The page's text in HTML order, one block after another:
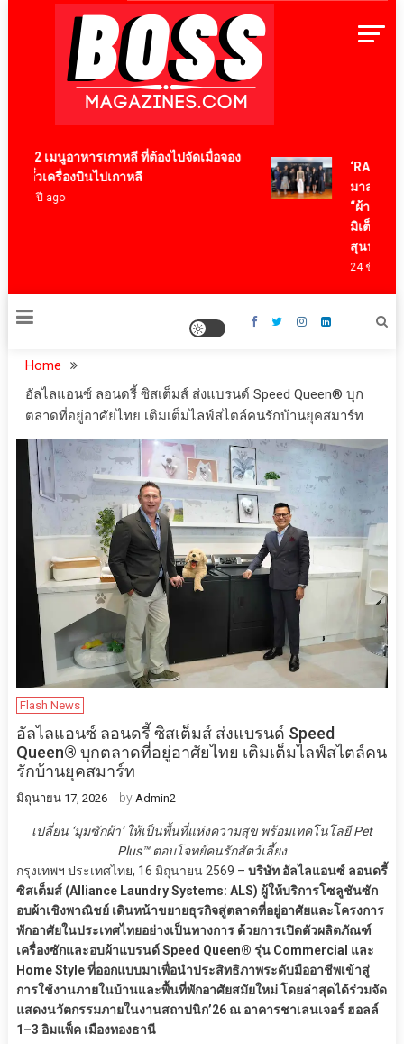
BossMagazinesThailand
12 เมนูอาหารเกาหลี ที่ต้องไปจัดเมื่อจอง
ตั๋วเครื่องบินไปเกาหลี
4 ปี ago
มาสเตอร์พีซ
“ผ้าลายน้ำ
มิเต็ด ถ่าย
สุนทรียภาพ
24 ชั่วโมง ago
Home
อัลไลแอนซ์ ลอนดรี้ ซิสเต็มส์ ส่งแบรนด์ Speed Queen® บุก
ตลาดที่อยู่อาศัยไทย เติมเต็มไลฟ์สไตล์คนรักบ้านยุคสมาร์ท
Flash News
อัลไลแอนซ์ ลอนดรี้ ซิสเต็มส์ ส่งแบรนด์ Speed
Queen® บุกตลาดที่อยู่อาศัยไทย เติมเต็มไลฟ์สไตล์คน
รักบ้านยุคสมาร์ท
มิถุนายน 17, 2026 by Admin2
เปลี่ยน ‘มุมซักผ้า’ ให้เป็นพื้นที่แห่งความสุข พร้อมเทคโนโลยี Pet
Plus™ ตอบโจทย์คนรักสัตว์เลี้ยง
กรุงเทพฯ ประเทศไทย, 16 มิถุนายน 2569 – บริษัท อัลไลแอนซ์ ลอนดรี้
ซิสเต็มส์ (Alliance Laundry Systems: ALS) ผู้ให้บริการโซลูชันซัก
อบผ้าเชิงพาณิชย์ เดินหน้าขยายธุรกิจสู่ตลาดที่อยู่อาศัยและโครงการ
พักอาศัยในประเทศไทยอย่างเป็นทางการ ด้วยการเปิดตัวผลิตภัณฑ์
เครื่องซักและอบผ้าแบรนด์ Speed Queen® รุ่น Commercial และ
Home Style ที่ออกแบบมาเพื่อนำประสิทธิภาพระดับมืออาชีพเข้าสู่
การใช้งานภายในบ้านและพื้นที่พักอาศัยสมัยใหม่ โดยล่าสุดได้ร่วมจัด
แสดงนวัตกรรมภายในงานสถาปนิก’26 ณ อาคารชาเลนเจอร์ ฮอลล์
1–3 อิมแพ็ค เมืองทองธานี